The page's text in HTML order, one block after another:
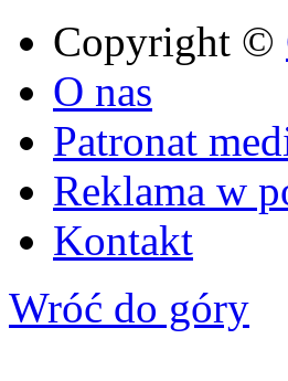
Copyright ©
O nas
Patronat
Reklama w
Kontakt
Wróć do góry